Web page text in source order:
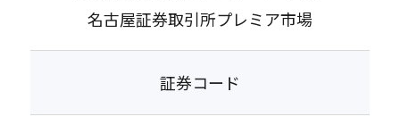
名古屋証券取引所プレミア市場
証券コード